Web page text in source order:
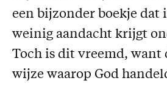
Missie
Service
Adreswijziging
een bijzonder boekje dat
weinig aandacht krijgt
Toch is dit vreemd, want
wijze waarop God